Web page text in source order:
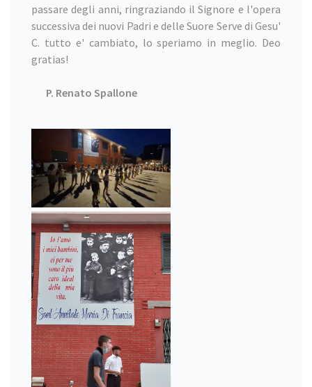
passare degli anni, ringraziando il Signore e l'opera
successiva dei nuovi Padri e delle Suore Serve di Gesu'
C. tutto e' cambiato, lo speriamo in meglio. Deo
gratias!
P. Renato Spallone